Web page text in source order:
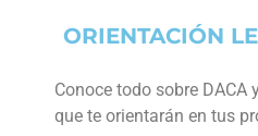
ORIENTACIÓN
Conoce todo sobre DACA
que te orientarán en tus